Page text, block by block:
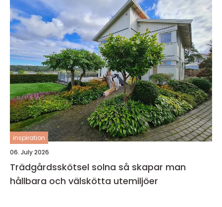
inspiration
06. July 2026
Trädgårdsskötsel solna så skapar man
hållbara och välskötta utemiljöer